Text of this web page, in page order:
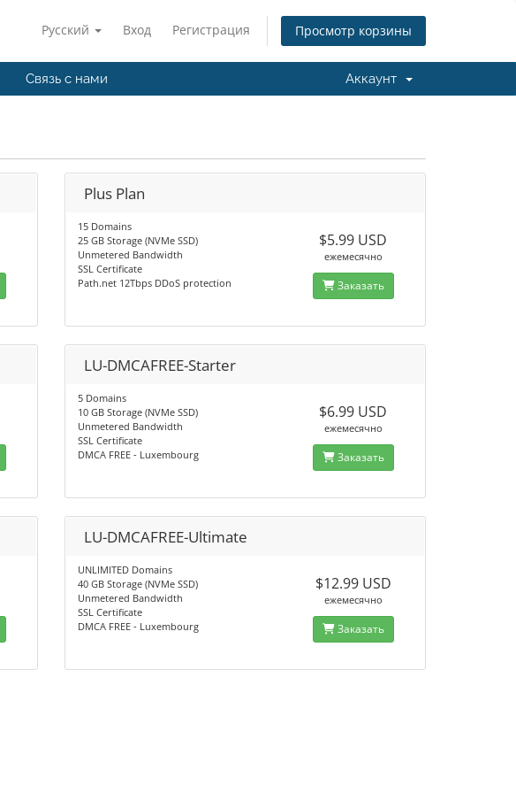
Русский Вход Регистрация Просмотр корзины
Связь с нами Аккаунт
Plus Plan
15 Domains
25 GB Storage (NVMe SSD)
Unmetered Bandwidth
SSL Certificate
Path.net 12Tbps DDoS protection
$5.99 USD
ежемесячно
Заказать
LU-DMCAFREE-Starter
5 Domains
10 GB Storage (NVMe SSD)
Unmetered Bandwidth
SSL Certificate
DMCA FREE - Luxembourg
$6.99 USD
ежемесячно
Заказать
LU-DMCAFREE-Ultimate
UNLIMITED Domains
40 GB Storage (NVMe SSD)
Unmetered Bandwidth
SSL Certificate
DMCA FREE - Luxembourg
$12.99 USD
ежемесячно
Заказать